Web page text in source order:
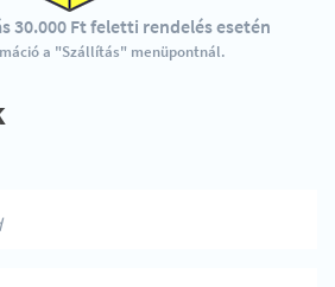
30.000 Ft feletti rendelés esetén
a "Szállítás" menüpontnál.